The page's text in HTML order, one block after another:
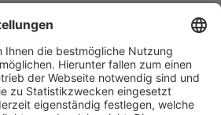
Jagdtrieb